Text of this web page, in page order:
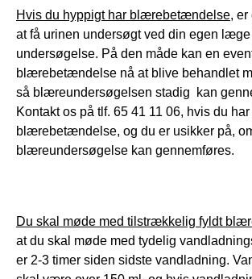
Hvis du hyppigt har blærebetændelse, er
at få urinen undersøgt ved din egen
undersøgelse. På den måde kan en
blærebetændelse nå at blive behandlet
så blæreundersøgelsen stadig  kan
Kontakt os på tlf. 65 41 11 06, hvis du
blærebetændelse, og du er usikker på,
blæreundersøgelse kan gennemføres.
Du skal møde med tilstrækkelig fyldt
at du skal møde med tydelig
er 2-3 timer siden sidste vandladning.